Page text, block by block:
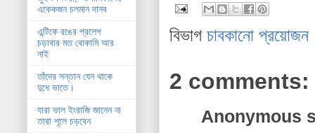
বিভাগচাবকানো প্রয়োজন
2 comments:
Anonymous
একেকজন চলমান দানব
এন্টিকে রঙের প্রলেপ
চড়াবার মত বোকামি আর
নাই
তাঁদের সন্তান যেন থাকে
দুধে ভাতে।
যারা ভাল ইংরাজি জানেন না
তারা শূলে চড়বেন